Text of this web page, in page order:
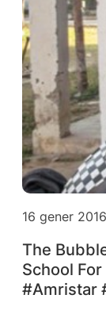
16 gener 2016
The
School
#Amristar